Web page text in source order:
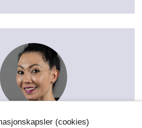
Belinda Braza(cookies)